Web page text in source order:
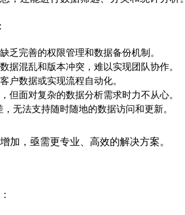
乏完善的权限管理和数据备份机制。
据混乱和版本冲突，难以实现团队协作。
户数据或实现流程自动化。
但面对复杂的数据分析需求时力不从心。
无法支持随时随地的数据访问和更新。
加，亟需更专业、高效的解决方案。